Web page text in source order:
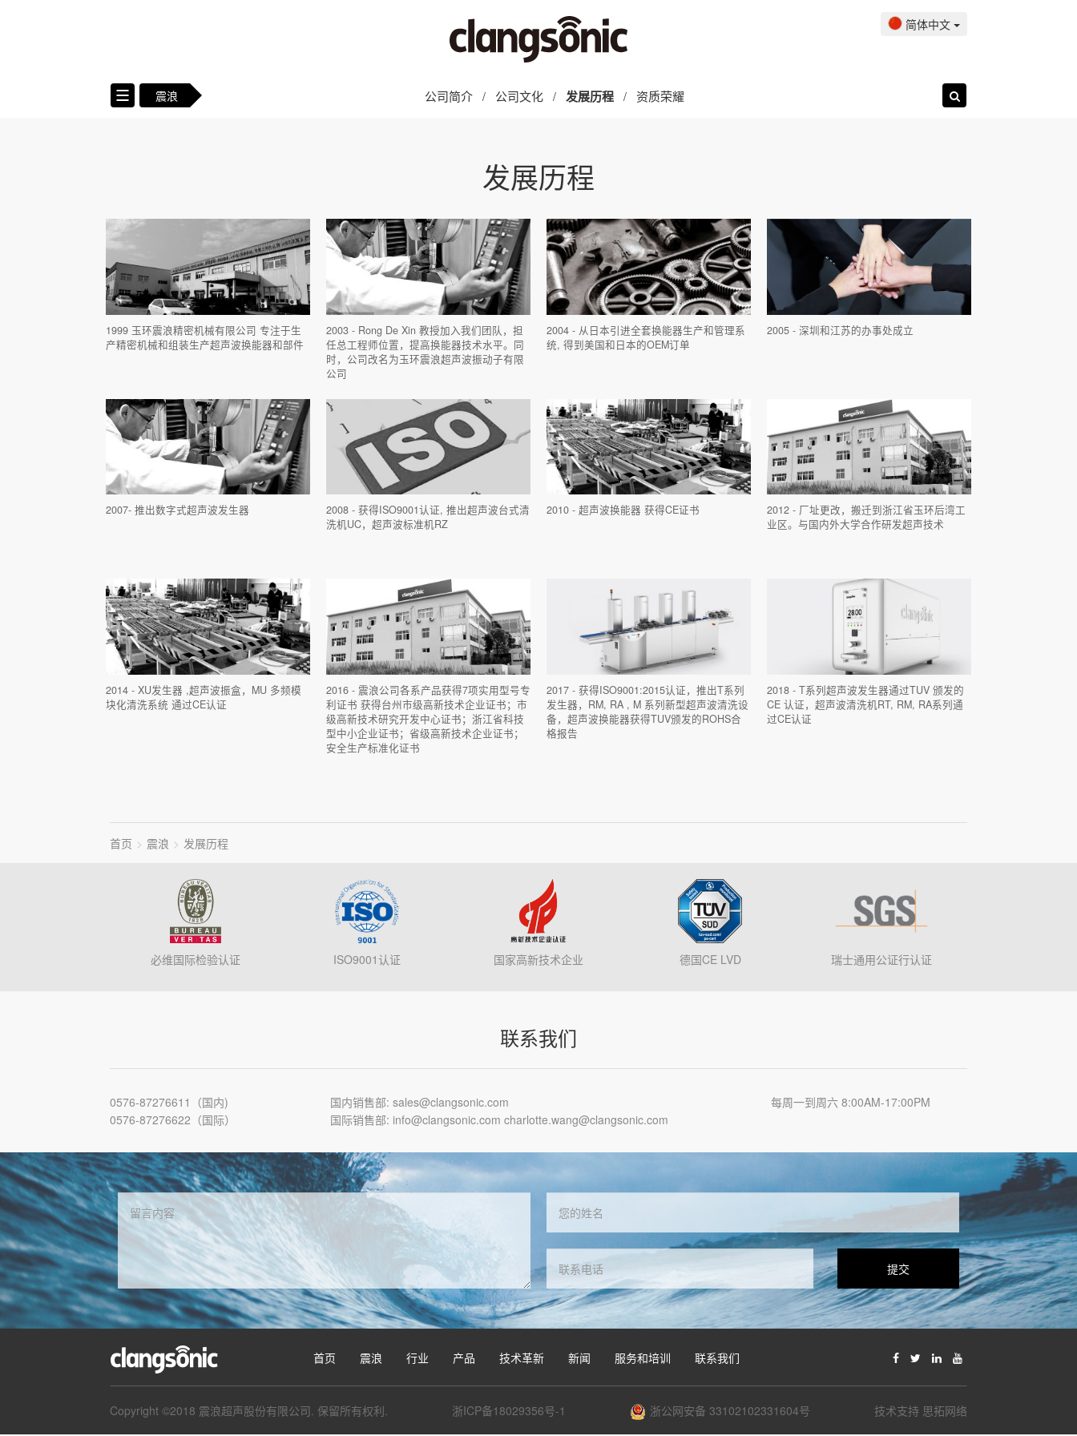
震浪 公司简介 公司文化 发展历程 资质荣耀
简体中文
震浪
公司简介
公司文化
发展历程
资质荣耀
行业
3C行业
汽车行业
表面处理行业
半导体行业
PCB行业
医疗行业
产品
超声波发生器
超声波振盒/振板
超声波清洗机
超声波换能器
其它应用
技术革新
技术研发
行业应用
应用项目
新闻
展会
客户拜访
交流合作
超声波信息
服务和培训
文件下载
售后服务
联系我们
发展历程
1999 玉环震浪精密机械有限公司 专注于生
产精密机械和组装生产超声波换能器和部件
2003 - Rong De Xin 教授加入我们团队，担
任总工程师位置，提高换能器技术水平。同
时，公司改名为玉环震浪超声波振动子有限
公司
2004 - 从日本引进全套换能器生产和管理系
统, 得到美国和日本的OEM订单
2005 - 深圳和江苏的办事处成立
2007- 推出数字式超声波发生器
2008 - 获得ISO9001认证, 推出超声波台式清
洗机UC，超声波标准机RZ
2010 - 超声波换能器 获得CE证书
2012 - 厂址更改，搬迁到浙江省玉环后湾工
业区。与国内外大学合作研发超声技术
2014 - XU发生器 ,超声波振盒，MU 多频模
块化清洗系统 通过CE认证
2016 - 震浪公司各系产品获得7项实用型号专
利证书 获得台州市级高新技术企业证书；市
级高新技术研究开发中心证书；浙江省科技
型中小企业证书；省级高新技术企业证书；
安全生产标准化证书
2017 - 获得ISO9001:2015认证，推出T系列
发生器，RM, RA , M 系列新型超声波清洗设
备，超声波换能器获得TUV颁发的ROHS合
格报告
2018 - T系列超声波发生器通过TUV 颁发的
CE 认证，超声波清洗机RT, RM, RA系列通
过CE认证
首页 震浪 发展历程
必维国际检验认证 ISO9001认证 国家高新技术企业 德国CE LVD 瑞士通用公证行认证
联系我们
0576-87276611（国内)
0576-87276622（国际）
国内销售部: sales@clangsonic.com
国际销售部: info@clangsonic.com charlotte.wang@clangsonic.com
每周一到周六 8:00AM-17:00PM
提交
首页 震浪 行业 产品 技术革新 新闻 服务和培训 联系我们
Copyright ©2018 震浪超声股份有限公司. 保留所有权利. 浙ICP备18029356号-1 浙公网安备 33102102331604号 技术支持 思拓网络